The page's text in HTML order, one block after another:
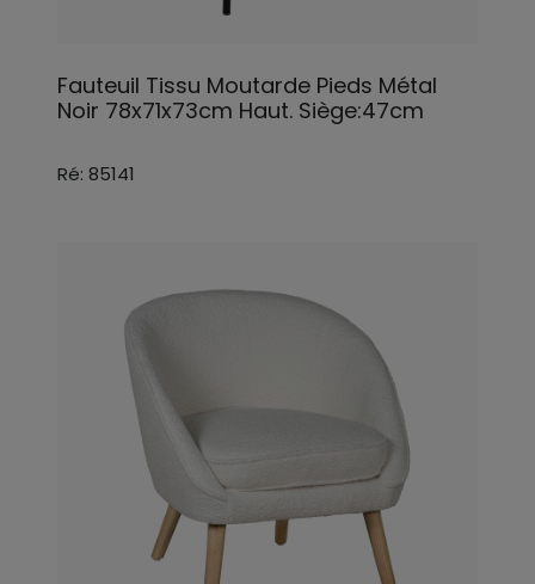
Fauteuil Tissu Moutarde Pieds Métal
Noir 78x71x73cm Haut. Siège:47cm
Ré: 85141